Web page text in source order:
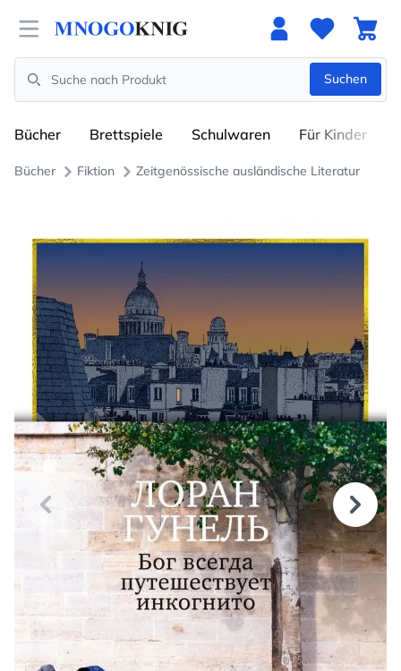
Open menu
Search
Suchen
Bücher Brettspiele Schulwaren Für Kinder
Bücher Fiktion Zeitgenössische ausländische Literatur